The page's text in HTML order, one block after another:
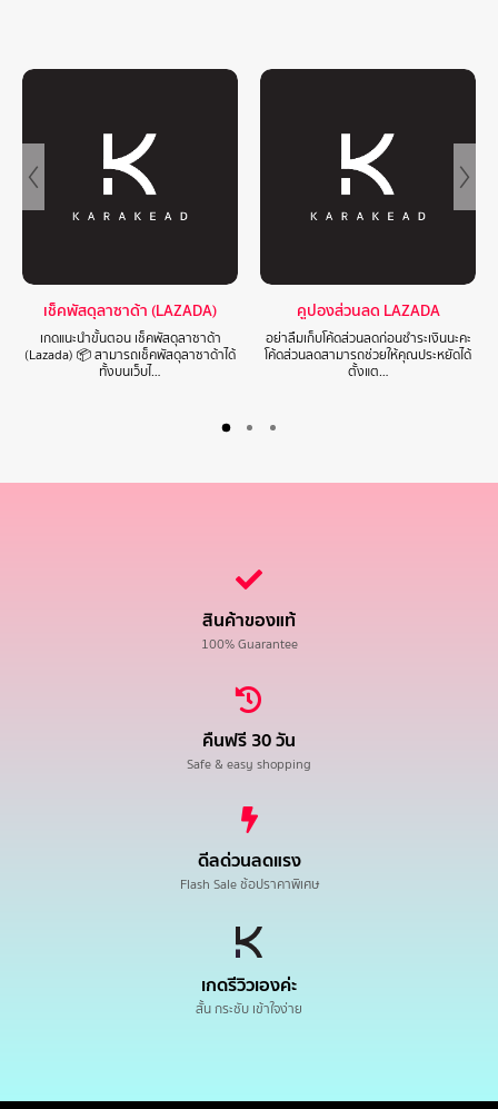
เช็คพัสดุลาซาด้า (LAZADA)
เกดแนะนำขั้นตอน เช็คพัสดุลาซาด้า
(Lazada) 📦 สามารถเช็คพัสดุลาซาด้าได้
ทั้งบนเว็บไ…
คูปองส่วนลด LAZADA
อย่าลืมเก็บโค้ดส่วนลดก่อนชำระเงินนะคะ
โค้ดส่วนลดสามารถช่วยให้คุณประหยัดได้
ตั้งแต…
สินค้าของแท้
100% Guarantee
คืนฟรี 30 วัน
Safe & easy shopping
ดีลด่วนลดแรง
Flash Sale ช้อปราคาพิเศษ
เกดรีวิวเองค่ะ
สั้น กระชับ เข้าใจง่าย